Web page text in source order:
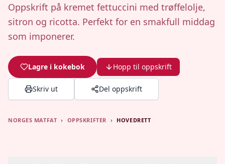
Oppskrift på kremet fettuccini med trøffelolje,
sitron og ricotta. Perfekt for en smakfull middag
som imponerer.
Lagre i kokebok Hopp til oppskrift
Skriv ut Del oppskrift
NORGES MATFAT › OPPSKRIFTER › HOVEDRETT